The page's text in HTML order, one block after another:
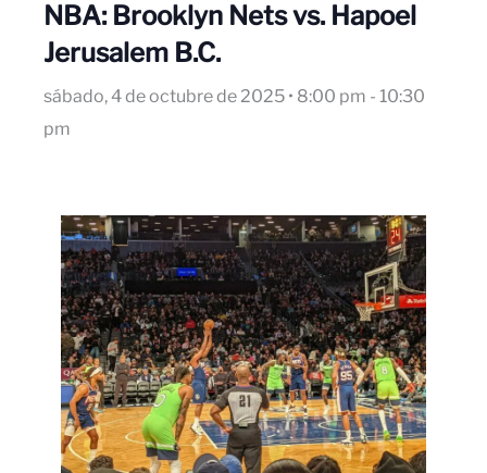
NBA: Brooklyn Nets vs. Hapoel
Jerusalem B.C.
sábado, 4 de octubre de 2025 • 8:00 pm - 10:30
pm